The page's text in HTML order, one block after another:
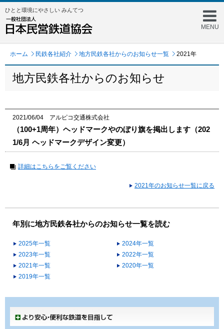
MENU
ひとと環境にやさしい みんてつ
ホーム 民鉄各社紹介 地方民鉄各社からのお知らせ一覧 2021年
地方民鉄各社からのお知らせ
2021/06/04 アルピコ交通株式会社
（100+1周年）ヘッドマークやのぼり旗を掲出します（202
1/6月 ヘッドマークデザイン変更）
詳細はこちらをご覧ください
2021年のお知らせ一覧に戻る
年別に地方民鉄各社からのお知らせ一覧を読む
2025年一覧
2024年一覧
2023年一覧
2022年一覧
2021年一覧
2020年一覧
2019年一覧